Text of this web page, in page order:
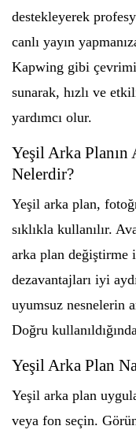
destekleyerek
canlı yayın
Kapwing gibi
sunarak, hızlı ve
yardımcı olur.
Yeşil Arka Planın
Nelerdir?
Yeşil arka plan,
sıklıkla kullanılır.
arka plan değiştirme
dezavantajları iyi
uyumsuz nesnelerin
Doğru
Yeşil Arka Plan
Yeşil arka plan
veya fon seçin.